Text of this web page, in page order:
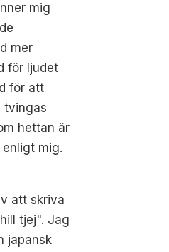
mig
mer
för ljudet
för att
tvingas
hettan är
mig.
att skriva
tjej". Jag
japansk